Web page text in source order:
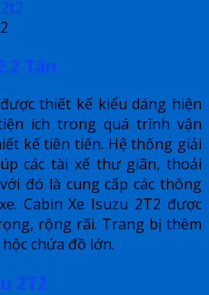
Tấn
được thiết kế kiểu dáng hiện
ích trong quá trình vận
kế tiên tiến. Hệ thống giải
các tài xế thư giãn, thoải
đó là cung cấp các thông
Cabin Xe Isuzu 2T2 được
rộng rãi. Trang bị thêm
chứa đồ lớn.
2T2